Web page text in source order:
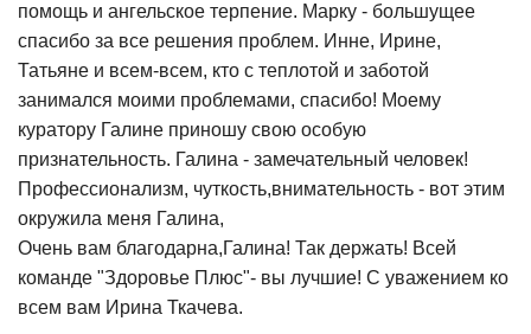
помощь и ангельское терпение. Марку - большущее
спасибо за все решения проблем. Инне, Ирине,
Татьяне и всем-всем, кто с теплотой и заботой
занимался моими проблемами, спасибо! Моему
куратору Галине приношу свою особую
признательность. Галина - замечательный человек!
Профессионализм, чуткость,внимательность - вот этим
окружила меня Галина,
Очень вам благодарна,Галина! Так держать! Всей
команде "Здоровье Плюс"- вы лучшие! С уважением ко
всем вам Ирина Ткачева.